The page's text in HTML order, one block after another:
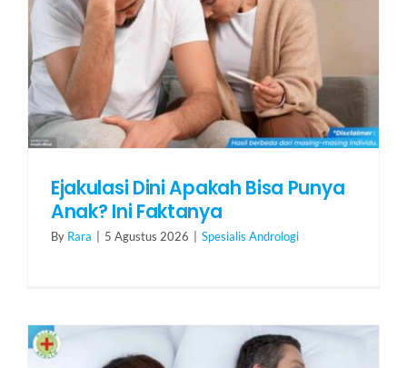
for:
Ejakulasi Dini Apakah Bisa Punya
Anak? Ini Faktanya
By Rara 5 Agustus 2026 Spesialis Andrologi